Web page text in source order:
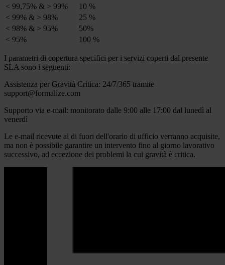
< 99,75% & > 99%
10 %
< 99% & > 98%
25 %
< 98% & > 95%
50%
< 95%
100 %
I parametri di copertura specifici per i servizi coperti dal presente
SLA sono i seguenti:
Assistenza per Gravità Critica: 24/7/365 tramite
support@formalize.com
Supporto via e-mail: monitorato dalle 9:00 alle 17:00 dal lunedì al
venerdì
Le e-mail ricevute al di fuori dell'orario di ufficio verranno acquisite,
ma non è possibile garantire un intervento fino al giorno lavorativo
successivo, ad eccezione dei problemi la cui gravità è critica.